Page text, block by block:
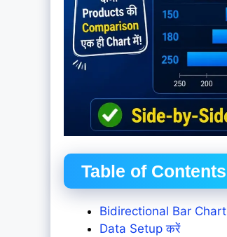
Table of Contents
Bidirectional Bar Chart
Data Setup करें